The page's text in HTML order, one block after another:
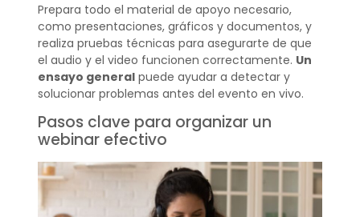
Prepara todo el material de apoyo necesario,
como presentaciones, gráficos y documentos, y
realiza pruebas técnicas para asegurarte de que
el audio y el video funcionen correctamente. Un
ensayo generalpuede ayudar a detectar y
solucionar problemas antes del evento en vivo.
Pasos clave para organizar un
webinar efectivo